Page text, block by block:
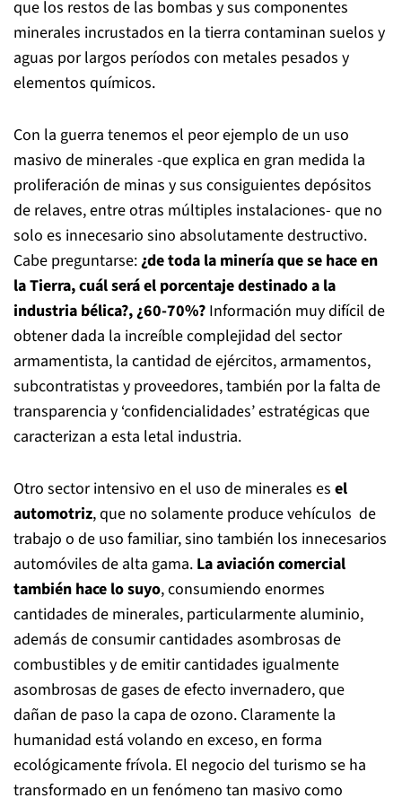
que los restos de las bombas y sus componentes
minerales incrustados en la tierra contaminan suelos y
aguas por largos períodos con metales pesados y
elementos químicos.
Con la guerra tenemos el peor ejemplo de un uso
masivo de minerales -que explica en gran medida la
proliferación de minas y sus consiguientes depósitos
de relaves, entre otras múltiples instalaciones- que no
solo es innecesario sino absolutamente destructivo.
Cabe preguntarse:¿de toda la minería que se hace en
la Tierra, cuál será el porcentaje destinado a la
industria bélica?, ¿60-70%? Información muy difícil de
obtener dada la increíble complejidad del sector
armamentista, la cantidad de ejércitos, armamentos,
subcontratistas y proveedores, también por la falta de
transparencia y ‘confidencialidades’ estratégicas que
caracterizan a esta letal industria.
Otro sector intensivo en el uso de minerales es el
automotriz, que no solamente produce vehículos de
trabajo o de uso familiar, sino también los innecesarios
automóviles de alta gama. La aviación comercial
también hace lo suyo, consumiendo enormes
cantidades de minerales, particularmente aluminio,
además de consumir cantidades asombrosas de
combustibles y de emitir cantidades igualmente
asombrosas de gases de efecto invernadero, que
dañan de paso la capa de ozono. Claramente la
humanidad está volando en exceso, en forma
ecológicamente frívola. El negocio del turismo se ha
transformado en un fenómeno tan masivo como